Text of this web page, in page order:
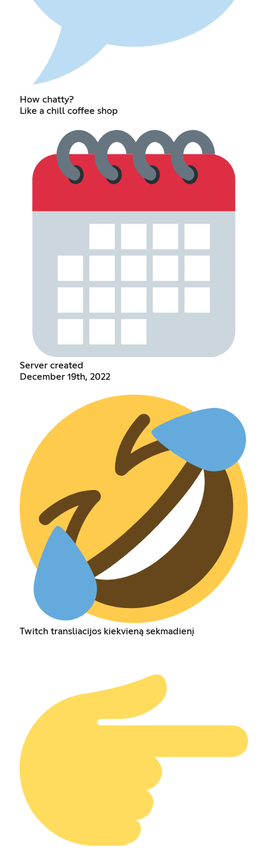
How chatty?
Like a chill coffee shop
Server created
December 19th, 2022
Twitch transliacijos kiekvieną sekmadienį